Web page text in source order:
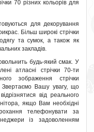
70 різних кольорів для
для декорування
Більш широкі стрічки
та сумок, а також як
закладів.
будь-який смак. У
атласні стрічки 70-ти
зображення стрічки
Звертаємо Вашу увагу, що
від реального
якщо Вам необхідні
телефонувати за
із задоволенням